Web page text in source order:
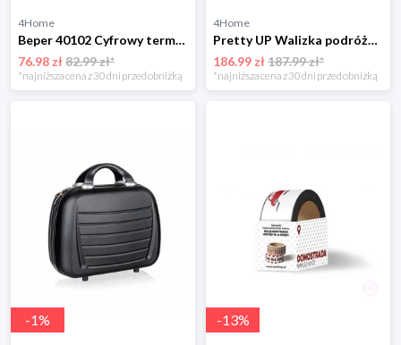
4Home
Beper 40102 Cyfrowy termometr douszny
76.98 zł82.99 zł*
*najniższa cena z 30 dni przed obniżką
4Home
Pretty UP Walizka podróżna tekstylna TEX15 S,, szary 4-Home
186.99 zł187.99 zł*
*najniższa cena z 30 dni przed obniżką
-1% -13%